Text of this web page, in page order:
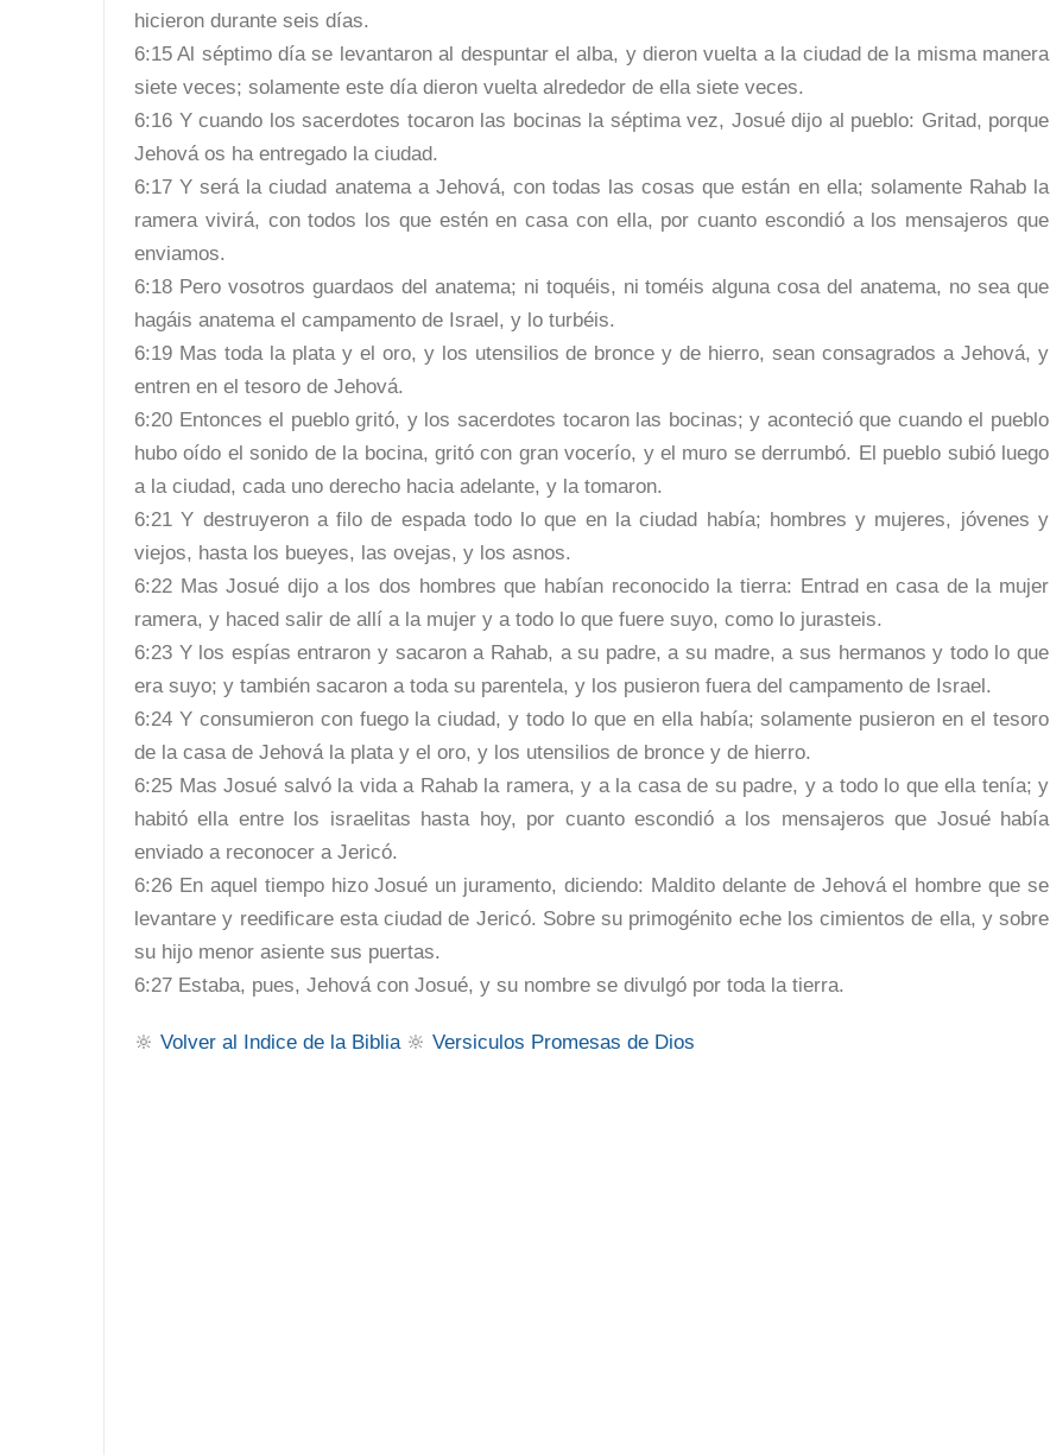
hicieron durante seis días.
6:15 Al séptimo día se levantaron al despuntar el alba, y dieron vuelta a la ciudad de la misma manera
siete veces; solamente este día dieron vuelta alrededor de ella siete veces.
6:16 Y cuando los sacerdotes tocaron las bocinas la séptima vez, Josué dijo al pueblo: Gritad, porque
Jehová os ha entregado la ciudad.
6:17 Y será la ciudad anatema a Jehová, con todas las cosas que están en ella; solamente Rahab la
ramera vivirá, con todos los que estén en casa con ella, por cuanto escondió a los mensajeros que
enviamos.
6:18 Pero vosotros guardaos del anatema; ni toquéis, ni toméis alguna cosa del anatema, no sea que
hagáis anatema el campamento de Israel, y lo turbéis.
6:19 Mas toda la plata y el oro, y los utensilios de bronce y de hierro, sean consagrados a Jehová, y
entren en el tesoro de Jehová.
6:20 Entonces el pueblo gritó, y los sacerdotes tocaron las bocinas; y aconteció que cuando el pueblo
hubo oído el sonido de la bocina, gritó con gran vocerío, y el muro se derrumbó. El pueblo subió luego
a la ciudad, cada uno derecho hacia adelante, y la tomaron.
6:21 Y destruyeron a filo de espada todo lo que en la ciudad había; hombres y mujeres, jóvenes y
viejos, hasta los bueyes, las ovejas, y los asnos.
6:22 Mas Josué dijo a los dos hombres que habían reconocido la tierra: Entrad en casa de la mujer
ramera, y haced salir de allí a la mujer y a todo lo que fuere suyo, como lo jurasteis.
6:23 Y los espías entraron y sacaron a Rahab, a su padre, a su madre, a sus hermanos y todo lo que
era suyo; y también sacaron a toda su parentela, y los pusieron fuera del campamento de Israel.
6:24 Y consumieron con fuego la ciudad, y todo lo que en ella había; solamente pusieron en el tesoro
de la casa de Jehová la plata y el oro, y los utensilios de bronce y de hierro.
6:25 Mas Josué salvó la vida a Rahab la ramera, y a la casa de su padre, y a todo lo que ella tenía; y
habitó ella entre los israelitas hasta hoy, por cuanto escondió a los mensajeros que Josué había
enviado a reconocer a Jericó.
6:26 En aquel tiempo hizo Josué un juramento, diciendo: Maldito delante de Jehová el hombre que se
levantare y reedificare esta ciudad de Jericó. Sobre su primogénito eche los cimientos de ella, y sobre
su hijo menor asiente sus puertas.
6:27 Estaba, pues, Jehová con Josué, y su nombre se divulgó por toda la tierra.
🔆 Volver al Indice de la Biblia🔆 Versiculos Promesas de Dios